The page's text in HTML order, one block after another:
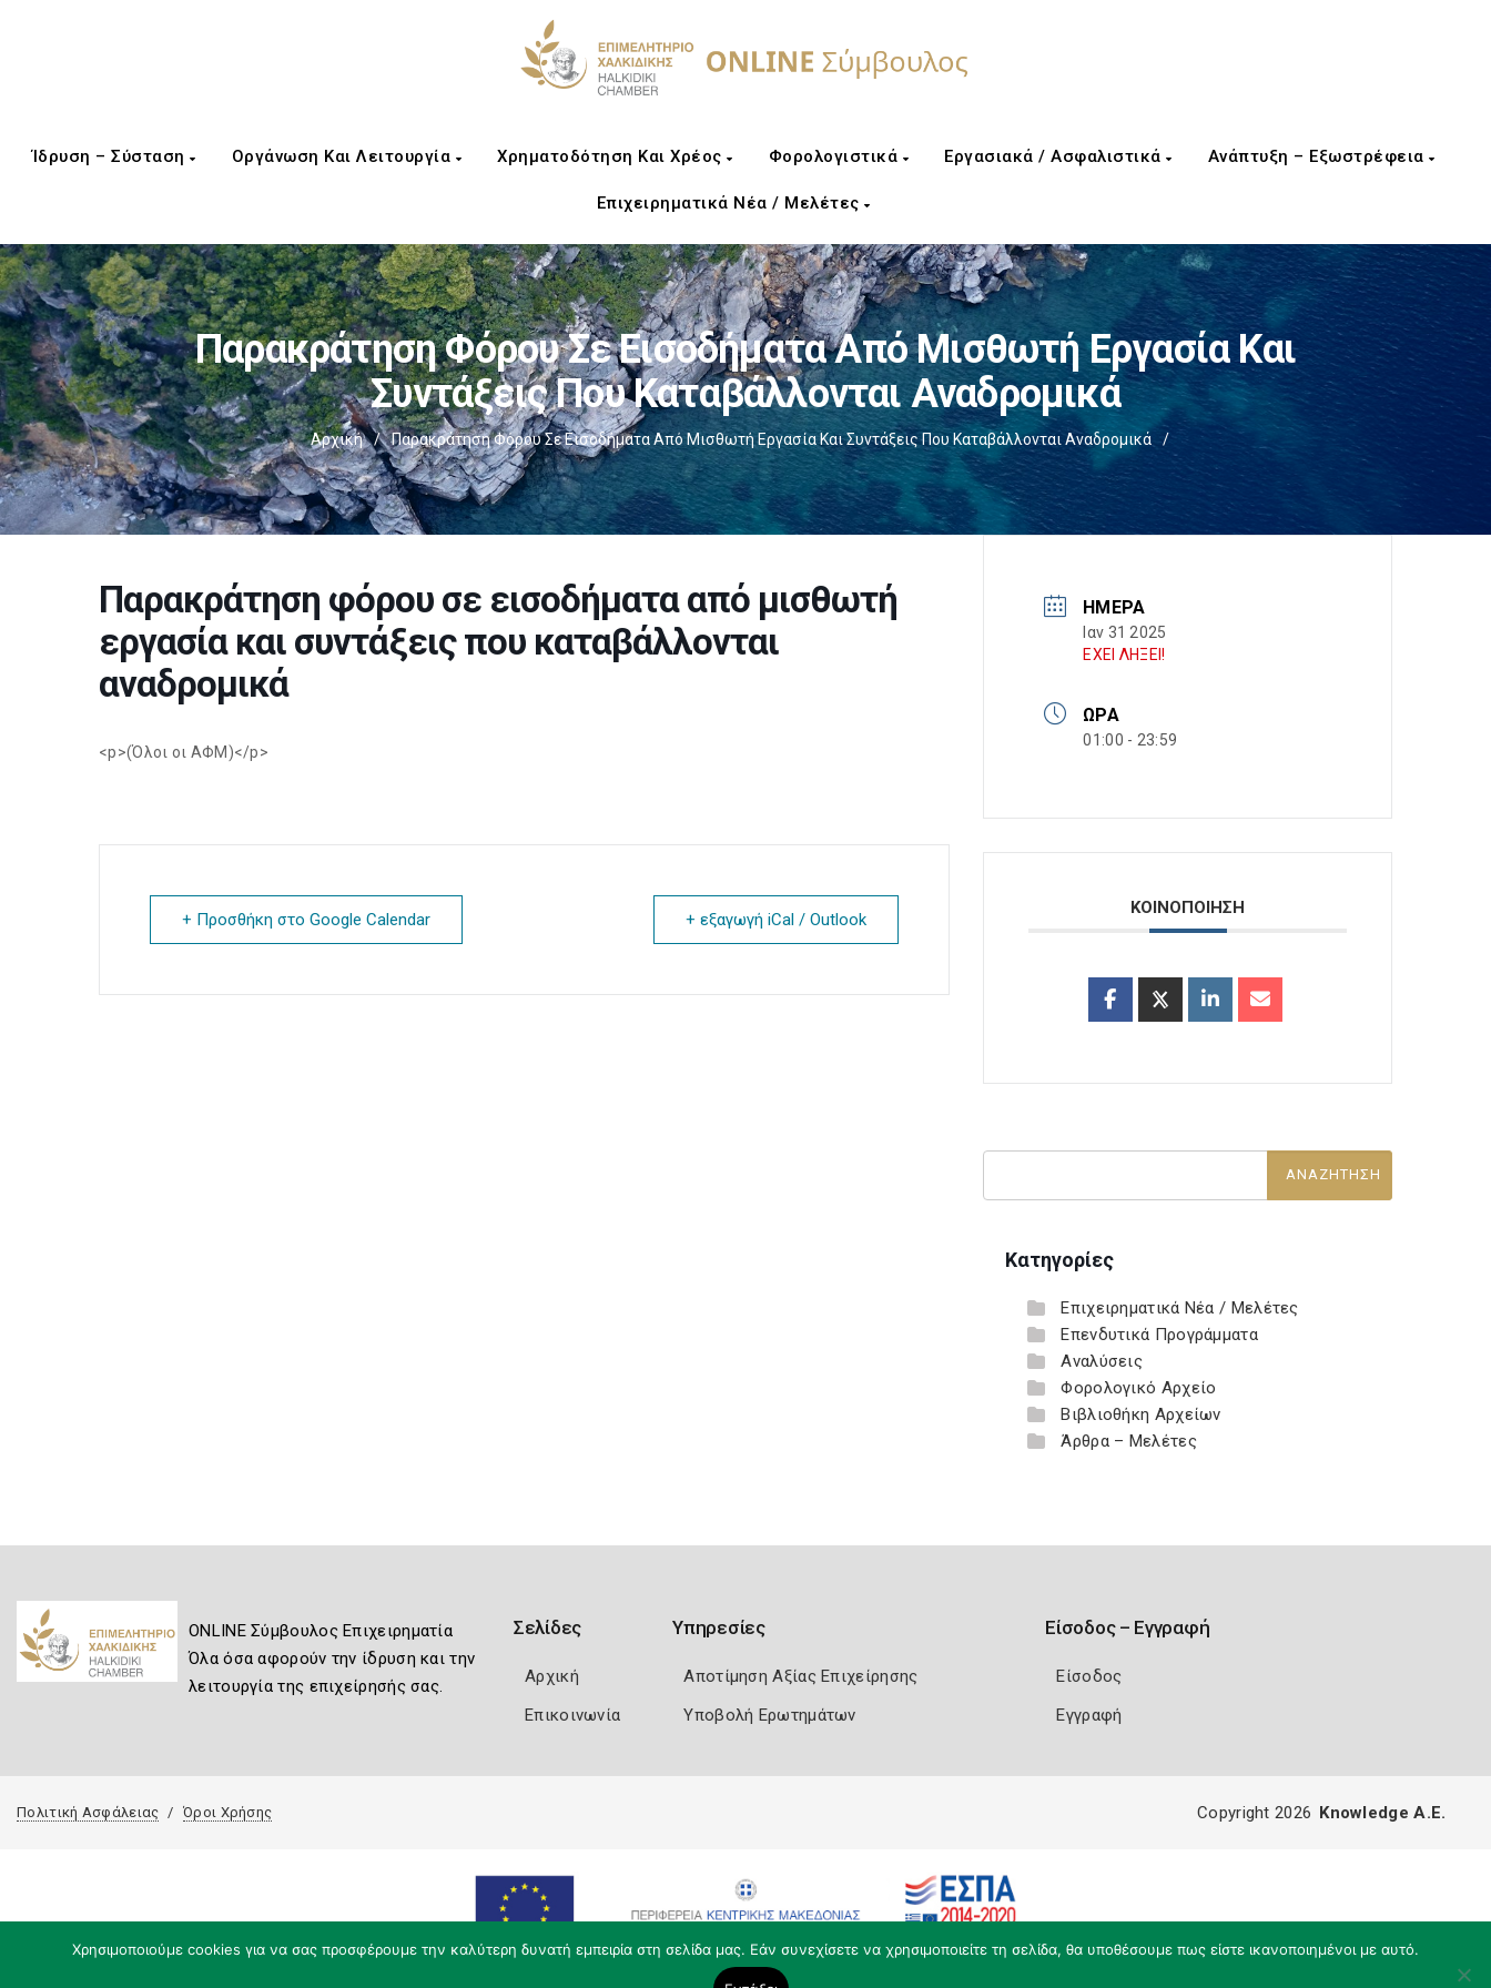
Ίδρυση – Σύσταση Οργάνωση Και Λειτουργία Χρηματοδότηση Και Χρέος Φορολογιστικά Εργασιακά / Ασφαλιστικά Ανάπτυξη – Εξωστρέφεια
Επιχειρηματικά Νέα / Μελέτες
Παρακράτηση Φόρου Σε Εισοδήματα Από Μισθωτή Εργασία Και
Συντάξεις Που Καταβάλλονται Αναδρομικά
Αρχική / Παρακράτηση Φόρου Σε Εισοδήματα Από Μισθωτή Εργασία Και Συντάξεις Που Καταβάλλονται Αναδρομικά /
Παρακράτηση φόρου σε εισοδήματα από μισθωτή
εργασία και συντάξεις που καταβάλλονται
αναδρομικά
<p>(Όλοι οι ΑΦΜ)</p>
+ Προσθήκη στο Google Calendar + εξαγωγή iCal / Outlook
ΗΜΈΡΑ
Ιαν 31 2025
ΕΧΕΙ ΛΗΞΕΙ!
ΏΡΑ
01:00 - 23:59
ΚΟΙΝΟΠΟΙΗΣΗ
Κατηγορίες
Επιχειρηματικά Νέα / Μελέτες
Επενδυτικά Προγράμματα
Αναλύσεις
Φορολογικό Αρχείο
Βιβλιοθήκη Αρχείων
Άρθρα – Μελέτες
ONLINE Σύμβουλος Επιχειρηματία
Όλα όσα αφορούν την ίδρυση και την
λειτουργία της επιχείρησής σας.
Σελίδες
Αρχική
Επικοινωνία
Υπηρεσίες
Αποτίμηση Αξίας Επιχείρησης
Υποβολή Ερωτημάτων
Είσοδος – Εγγραφή
Είσοδος
Εγγραφή
Πολιτική Ασφάλειας Όροι Χρήσης
Χρησιμοποιούμε cookies για να σας προσφέρουμε την καλύτερη δυνατή εμπειρία στη σελίδα μας. Εάν συνεχίσετε να χρησιμοποιείτε τη σελίδα, θα υποθέσουμε πως είστε ικανοποιημένοι με αυτό.
Copyright 2026 Knowledge A.E.